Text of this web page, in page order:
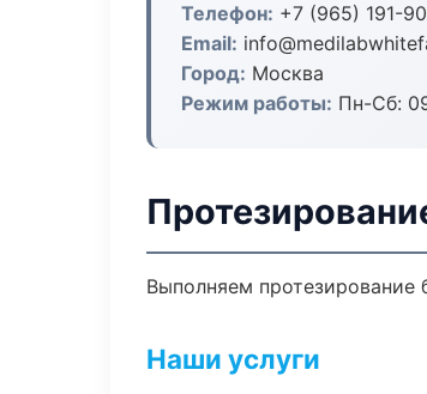
Телефон: +7 (965) 191-
Email:
Город: Москва
Режим работы: Пн-Сб:
Выполняем протезирование
Наши услуги